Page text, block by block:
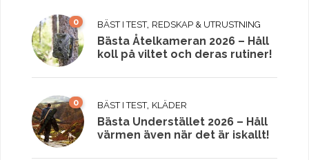
0 BÄST I TEST, REDSKAP & UTRUSTNING
Bästa Åtelkameran 2026 – Håll
koll på viltet och deras rutiner!
0 BÄST I TEST, KLÄDER
Bästa Understället 2026 – Håll
värmen även när det är iskallt!